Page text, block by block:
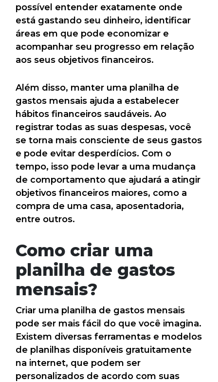
possível entender exatamente onde
está gastando seu dinheiro, identificar
áreas em que pode economizar e
acompanhar seu progresso em relação
aos seus objetivos financeiros.
Além disso, manter uma planilha de
gastos mensais ajuda a estabelecer
hábitos financeiros saudáveis. Ao
registrar todas as suas despesas, você
se torna mais consciente de seus gastos
e pode evitar desperdícios. Com o
tempo, isso pode levar a uma mudança
de comportamento que ajudará a atingir
objetivos financeiros maiores, como a
compra de uma casa, aposentadoria,
entre outros.
Como criar uma
planilha de gastos
mensais?
Criar uma planilha de gastos mensais
pode ser mais fácil do que você imagina.
Existem diversas ferramentas e modelos
de planilhas disponíveis gratuitamente
na internet, que podem ser
personalizados de acordo com suas